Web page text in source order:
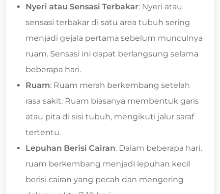
Nyeri atau Sensasi Terbakar: Nyeri atau
sensasi terbakar di satu area tubuh sering
menjadi gejala pertama sebelum munculnya
ruam. Sensasi ini dapat berlangsung selama
beberapa hari.
Ruam: Ruam merah berkembang setelah
rasa sakit. Ruam biasanya membentuk garis
atau pita di sisi tubuh, mengikuti jalur saraf
tertentu.
Lepuhan Berisi Cairan: Dalam beberapa hari,
ruam berkembang menjadi lepuhan kecil
berisi cairan yang pecah dan mengering